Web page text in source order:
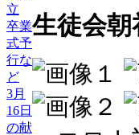
立
卒業
式予
行な
ど
3月
16日
の献
生徒会朝